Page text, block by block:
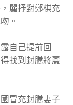
麗抒對鄭棋充
。
自己提前回
找到封騰將麗
冒充封騰妻子